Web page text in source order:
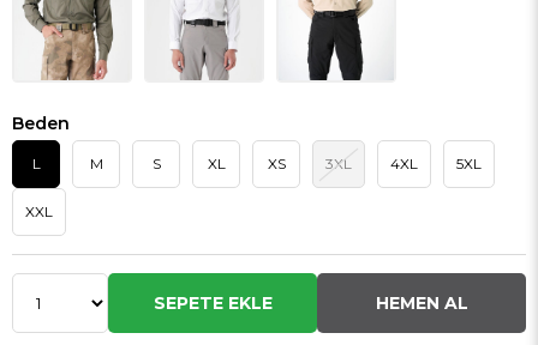
Beden
L M S XL XS 3XL 4XL 5XL
XXL